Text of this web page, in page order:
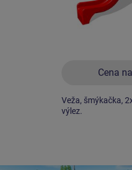
Cena
Veža, šmýkačka,
výlez.